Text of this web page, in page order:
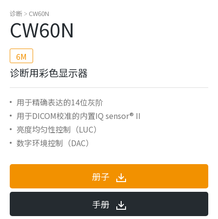
诊断 > CW60N
CW60N
6M
诊断用彩色显示器
用于精确表达的14位灰阶
用于DICOM校准的内置IQ sensor® II
亮度均匀性控制（LUC）
数字环境控制（DAC）
册子
手册